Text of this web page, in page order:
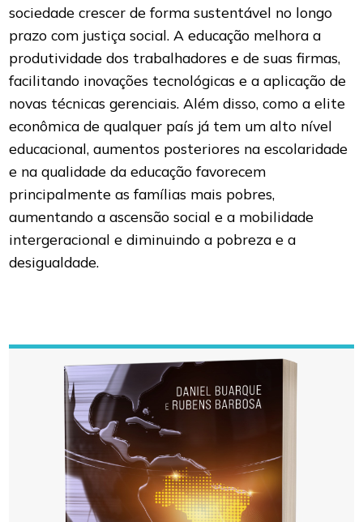
sociedade crescer de forma sustentável no longo
prazo com justiça social. A educação melhora a
produtividade dos trabalhadores e de suas firmas,
facilitando inovações tecnológicas e a aplicação de
novas técnicas gerenciais. Além disso, como a elite
econômica de qualquer país já tem um alto nível
educacional, aumentos posteriores na escolaridade
e na qualidade da educação favorecem
principalmente as famílias mais pobres,
aumentando a ascensão social e a mobilidade
intergeracional e diminuindo a pobreza e a
desigualdade.